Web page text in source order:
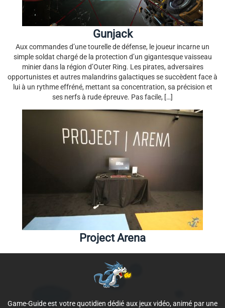
Gunjack
Aux commandes d’une tourelle de défense, le joueur incarne un
simple soldat chargé de la protection d’un gigantesque vaisseau
minier dans la région d’Outer Ring. Les pirates, adversaires
opportunistes et autres malandrins galactiques se succèdent face à
lui à un rythme effréné, mettant sa concentration, sa précision et
ses nerfs à rude épreuve. Pas facile, […]
Project Arena
Game-Guide est votre quotidien dédié aux jeux vidéo, animé par une